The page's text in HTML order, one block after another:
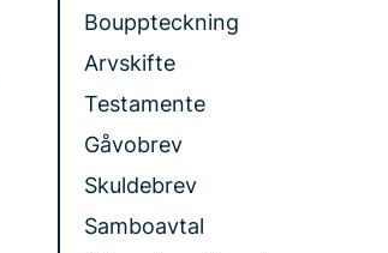
Bouppteckning
Arvskifte
Testamente
Gåvobrev
Skuldebrev
Samboavtal